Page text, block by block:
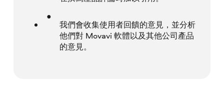
我們會收集使用者回饋的意見，並分析
他們對 Movavi 軟體以及其他公司產品
的意見。